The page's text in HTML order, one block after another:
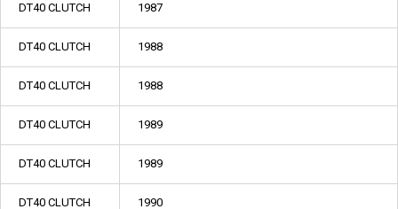
DT40 CLUTCH 1987
DT40 CLUTCH 1988
DT40 CLUTCH 1988
DT40 CLUTCH 1989
DT40 CLUTCH 1989
DT40 CLUTCH 1990